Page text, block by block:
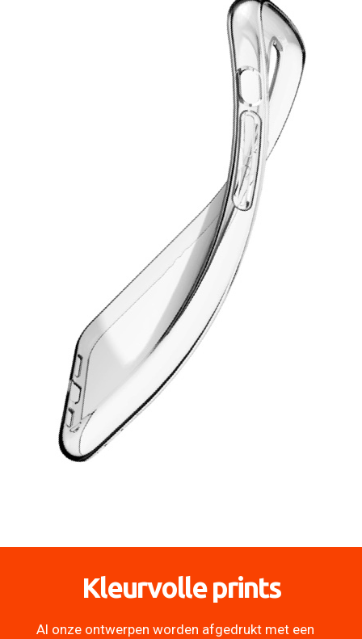
Kleurvolle prints
Al onze ontwerpen worden afgedrukt met een